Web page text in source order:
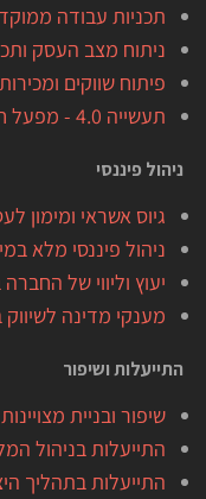
תכניות עבודה
ניתוח מצב העסק
פיתוח שווקים
תעשייה 4.0 - מפעל חכם
ניהול פיננסי
גיוס אשראי ומימון
ניהול פיננסי מלא
יעוץ וליווי של
מענקי מדינה
התייעלות ושיפור
שיפור ובניית מצויינות
התייעלות בניהול
התייעלות בתהליך